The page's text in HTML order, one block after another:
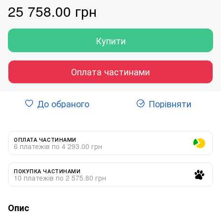
25 758.00 грн
Купити
Оплата частинами
До обраного Порівняти
ОПЛАТА ЧАСТИНАМИ
6 платежів по 4 293.00 грн
ПОКУПКА ЧАСТИНАМИ
10 платежів по 2 575.80 грн
Опис